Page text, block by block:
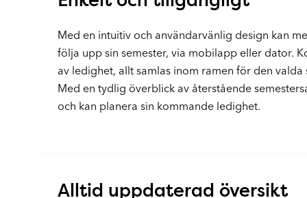
Med en intuitiv och användarvänlig design kan
följa upp sin semester, via mobilapp eller dator.
av ledighet, allt samlas inom ramen för den
Med en tydlig överblick av återstående
och kan planera sin kommande ledighet.
Alltid uppdaterad översikt